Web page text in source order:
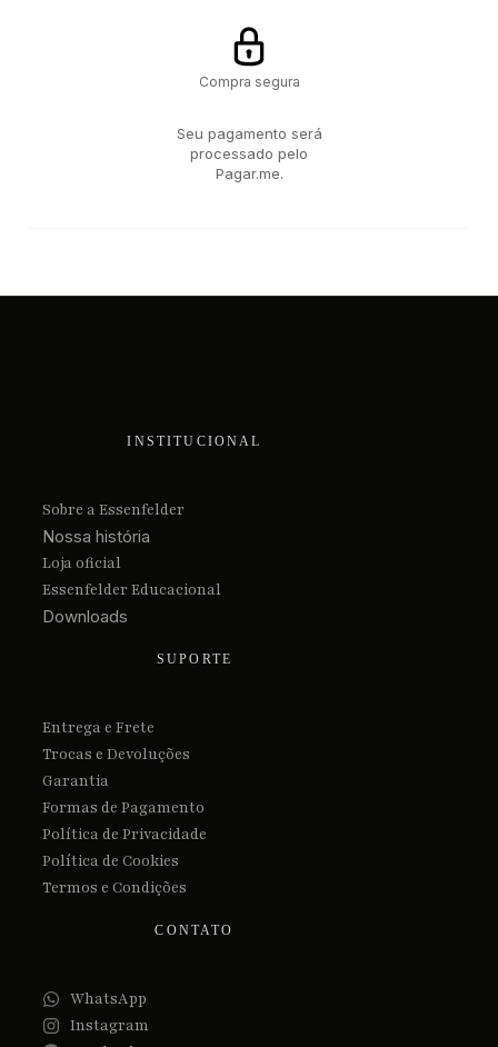
Compra segura
Seu pagamento será
processado pelo
Pagar.me.
INSTITUCIONAL
Sobre a Essenfelder
Nossa história
Loja oficial
Essenfelder Educacional
Downloads
SUPORTE
Entrega e Frete
Trocas e Devoluções
Garantia
Formas de Pagamento
Política de Privacidade
Política de Cookies
Termos e Condições
CONTATO
WhatsApp
Instagram